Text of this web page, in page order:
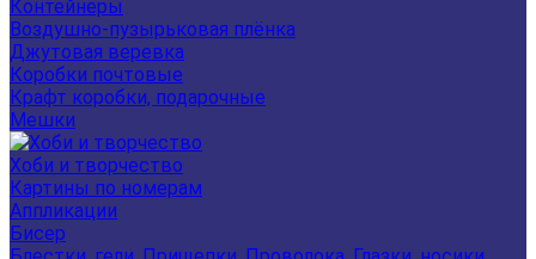
Контейнеры
Воздушно-пузырьковая плёнка
Джутовая веревка
Коробки почтовые
Крафт коробки, подарочные
Мешки
Хоби и творчество
Картины по номерам
Аппликации
Бисер